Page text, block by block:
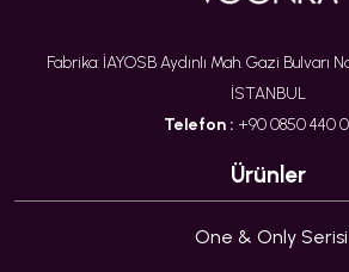
Fabrika: İAYOSB Aydınlı Mah. Gazi Bulvarı
İSTANBUL
Telefon : +90 0850 440
Ürünler
One & Only Serisi